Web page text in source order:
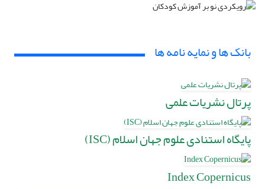
بانک ها و نمایه نامه ها
پرتال نشریات علمی
پایگاه استنادی علوم جهان اسلام (ISC)
Index Copernicus